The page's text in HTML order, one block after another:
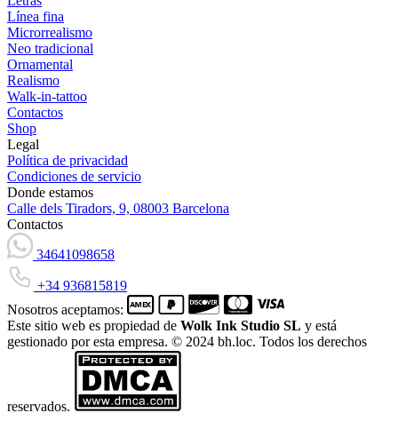
Línea fina
Microrrealismo
Neo tradicional
Ornamental
Realismo
Walk-in-tattoo
Contactos
Shop
Legal
Política de privacidad
Condiciones de servicio
Donde estamos
Calle dels Tiradors, 9, 08003 Barcelona
Contactos
34641098658
+34 936815819
Nosotros aceptamos:
Este sitio web es propiedad de Wolk Ink Studio SL y está
gestionado por esta empresa. © 2024 bh.loc. Todos los derechos
reservados.